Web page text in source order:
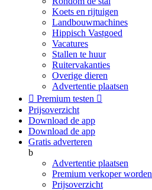
Koets en rijtuigen
Landbouwmachines
Hippisch Vastgoed
Vacatures
Stallen te huur
Ruitervakanties
Overige dieren
Advertentie plaatsen
 Premium testen 
Prijsoverzicht
Download de app
Download de app
Gratis adverteren
b
Advertentie plaatsen
Premium verkoper worden
Prijsoverzicht